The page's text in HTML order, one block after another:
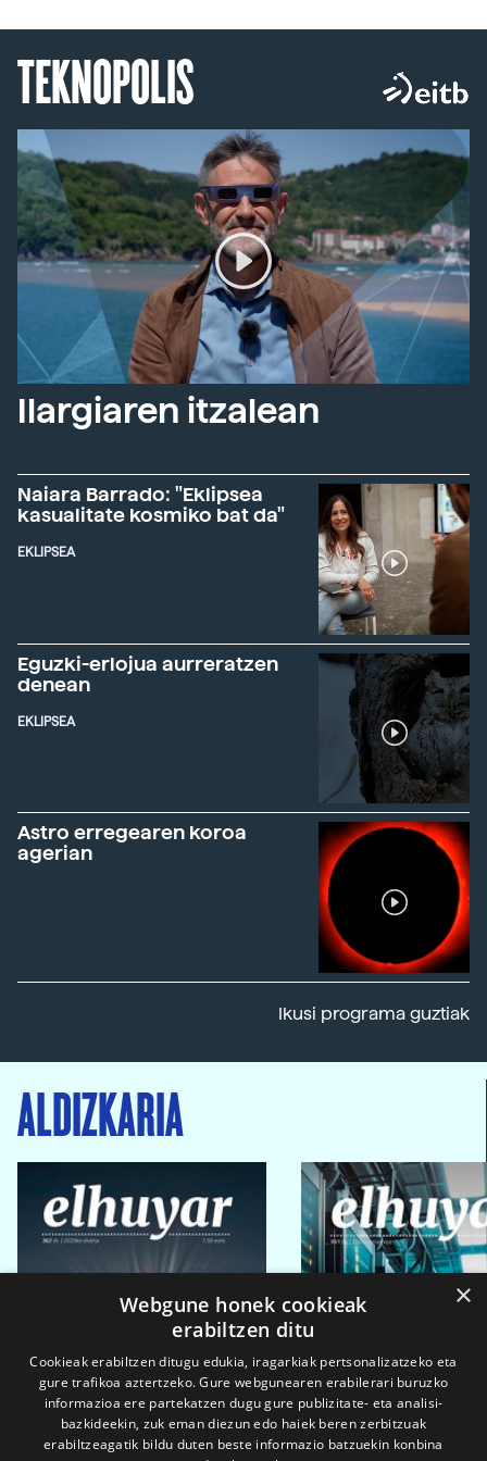
TEKNOPOLIS
Ilargiaren itzalean
Naiara Barrado: "Eklipsea
kasualitate kosmiko bat da"
EKLIPSEA
Eguzki-erlojua aurreratzen
denean
EKLIPSEA
Astro erregearen koroa
agerian
Ikusi programa guztiak
ALDIZKARIA
×
Webgune honek cookieak
erabiltzen ditu
Cookieak erabiltzen ditugu edukia, iragarkiak pertsonalizatzeko eta
gure trafikoa aztertzeko. Gure webgunearen erabilerari buruzko
informazioa ere partekatzen dugu gure publizitate- eta analisi-
bazkideekin, zuk eman diezun edo haiek beren zerbitzuak
erabiltzeagatik bildu duten beste informazio batzuekin konbina